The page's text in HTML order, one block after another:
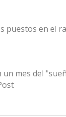
puestos en el
un mes del